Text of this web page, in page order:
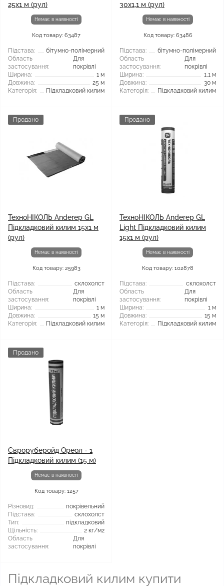
25x1 м (рул)
Немає в наявності
Код товару: 63487
Підстава:
бітумно-полімерний
Область
застосування:
Для
покрівлі
Ширина:
1 м
Довжина:
25 м
Категорія:
Підкладковий килим
30x1,1 м (рул)
Немає в наявності
Код товару: 63486
Підстава:
бітумно-полімерний
Область
застосування:
Для
покрівлі
Ширина:
1,1 м
Довжина:
30 м
Категорія:
Підкладковий килим
Продано
ТехноНІКОЛЬ Anderep GL
Підкладковий килим 15x1 м
(рул)
Немає в наявності
Код товару: 25983
Підстава:
склохолст
Область
застосування:
Для
покрівлі
Ширина:
1 м
Довжина:
15 м
Категорія:
Підкладковий килим
Продано
ТехноНІКОЛЬ Anderep GL
Light Підкладковий килим
15x1 м (рул)
Немає в наявності
Код товару: 102878
Підстава:
склохолст
Область
застосування:
Для
покрівлі
Ширина:
1 м
Довжина:
15 м
Категорія:
Підкладковий килим
Продано
Євроруберойд Ореол - 1
Підкладковий килим (15 м)
Немає в наявності
Код товару: 1257
Різновид:
покрівельний
Підстава:
склохолст
Тип:
підкладковий
Щільність:
2 кг/м2
Область
застосування:
Для
покрівлі
Підкладковий килим купити